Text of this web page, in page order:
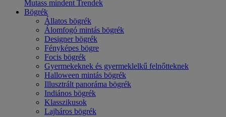
Mutass mindent Trendek
Bögrék
Állatos bögrék
Álomfogó mintás bögrék
Designer bögrék
Fényképes bögre
Focis bögrék
Gyermekeknek és gyermeklelkű felnőtteknek
Halloween mintás bögrék
Illusztrált panoráma bögrék
Indiános bögrék
Klasszikusok
Lajháros bögrék